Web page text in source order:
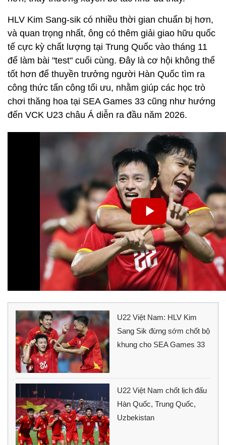
HLV Kim Sang-sik có nhiều thời gian chuẩn bị hơn,
và quan trọng nhất, ông có thêm giải giao hữu quốc
tế cực kỳ chất lượng tại Trung Quốc vào tháng 11
để làm bài "test" cuối cùng. Đây là cơ hội không thể
tốt hơn để thuyền trưởng người Hàn Quốc tìm ra
công thức tấn công tối ưu, nhằm giúp các học trò
chơi thăng hoa tại SEA Games 33 cũng như hướng
đến VCK U23 châu Á diễn ra đầu năm 2026.
U22 Việt Nam: HLV Kim
Sang Sik đừng sớm chốt bộ
khung cho SEA Games 33
U22 Việt Nam chốt lịch đấu
Hàn Quốc, Trung Quốc,
Uzbekistan